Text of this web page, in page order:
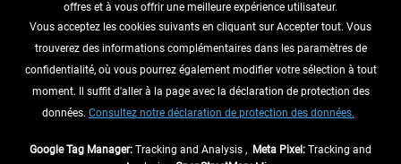
RENONCER AU CONTRAT ICI
INFORMATIONS
NE MANQUEZ PAS LES DERNIÈRES
offres et à vous offrir une meilleure expérience utilisateur.
Vous acceptez les cookies suivants en cliquant sur Accepter tout. Vous
trouverez des informations complémentaires dans les paramètres de
confidentialité, où vous pourrez également modifier votre sélection à tout
moment. Il suffit d'aller à la page avec la déclaration de protection des
données. Consultez notre déclaration de protection des données.
Google Tag Manager: Tracking and Analysis , Meta Pixel: Tracking and